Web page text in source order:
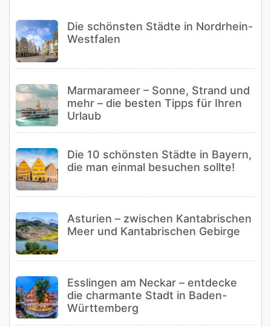
Die schönsten Städte in Nordrhein-
Westfalen
Marmarameer – Sonne, Strand und
mehr – die besten Tipps für Ihren
Urlaub
Die 10 schönsten Städte in Bayern,
die man einmal besuchen sollte!
Asturien – zwischen Kantabrischen
Meer und Kantabrischen Gebirge
Esslingen am Neckar – entdecke
die charmante Stadt in Baden-
Württemberg